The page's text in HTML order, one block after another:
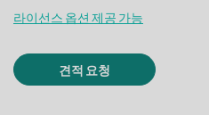
라이선스 옵션 제공 가능
견적 요청